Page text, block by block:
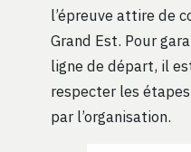
l’épreuve attire de
Grand Est. Pour
ligne de départ, il
respecter les
par l’organisation.